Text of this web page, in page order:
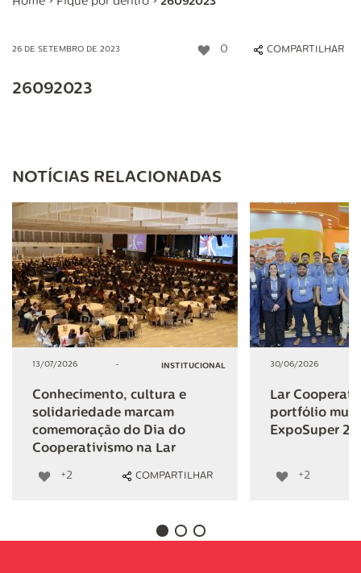
26 DE SETEMBRO DE 2023 0 COMPARTILHAR
26092023
NOTÍCIAS RELACIONADAS
13/07/2026 - INSTITUCIONAL
Conhecimento, cultura e
solidariedade marcam
comemoração do Dia do
Cooperativismo na Lar
+2 COMPARTILHAR
30/06/2026
Lar
portfólio
ExpoSuper
+2